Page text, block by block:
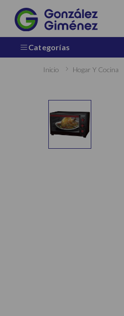
Categorías
Inicio Hogar Y Cocina